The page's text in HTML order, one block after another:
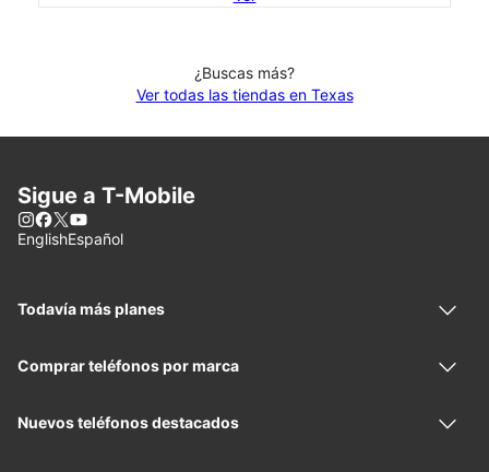
¿Buscas más?
Ver todas las tiendas en Texas